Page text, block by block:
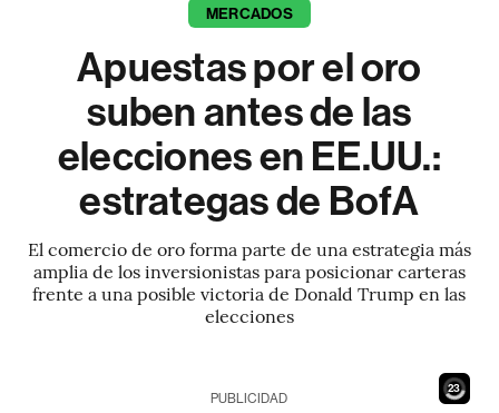
MERCADOS
Apuestas por el oro
suben antes de las
elecciones en EE.UU.:
estrategas de BofA
El comercio de oro forma parte de una estrategia más
amplia de los inversionistas para posicionar carteras
frente a una posible victoria de Donald Trump en las
elecciones
22
PUBLICIDAD